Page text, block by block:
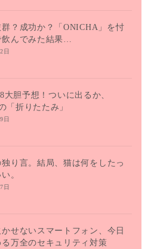
？成功か？「ONICHA」を忖
飲んでみた結果…
日
大胆予想！ついに出るか、
「折りたたみ」
日
り言。結局、猫は何をしたっ
。
日
せないスマートフォン、今日
万全のセキュリティ対策